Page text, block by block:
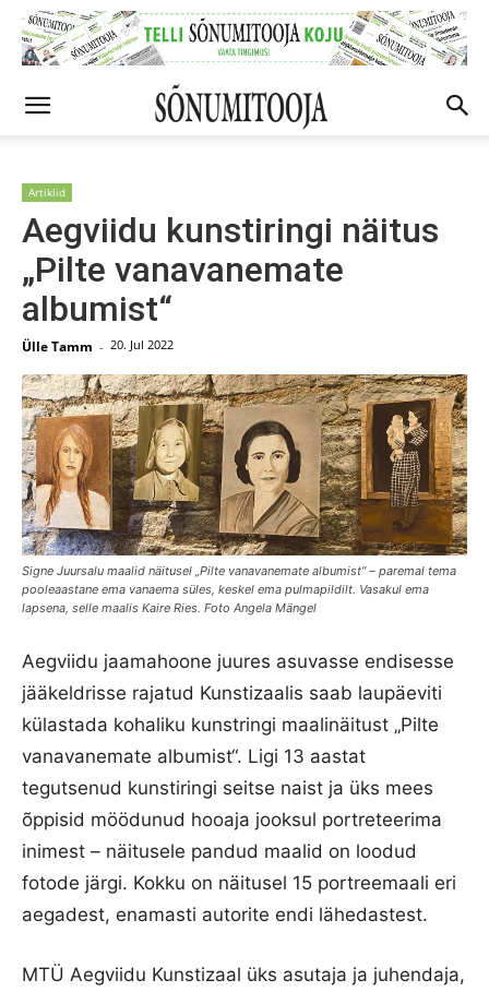
Artiklid
Aegviidu kunstiringi näitus
„Pilte vanavanemate
albumist“
Ülle Tamm - 20. Jul 2022
Signe Juursalu maalid näitusel „Pilte vanavanemate albumist“ – paremal tema
pooleaastane ema vanaema süles, keskel ema pulmapildilt. Vasakul ema
lapsena, selle maalis Kaire Ries. Foto Angela Mängel
Aegviidu jaamahoone juures asuvasse endisesse
jääkeldrisse rajatud Kunstizaalis saab laupäeviti
külastada kohaliku kunstringi maalinäitust „Pilte
vanavanemate albumist“. Ligi 13 aastat
tegutsenud kunstiringi seitse naist ja üks mees
õppisid möödunud hooaja jooksul portreteerima
inimest – näitusele pandud maalid on loodud
fotode järgi. Kokku on näitusel 15 portreemaali eri
aegadest, enamasti autorite endi lähedastest.
MTÜ Aegviidu Kunstizaal üks asutaja ja juhendaja,